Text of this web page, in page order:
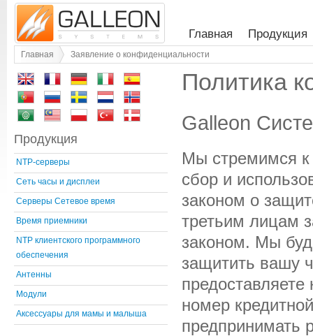
Главная Продукция
Главная Заявление о конфиденциальности
Политика
Galleon
Мы стремимся к
сбор и
законом о
третьим лицам
законом. Мы
защитить вашу
номер
предпринимать
Продукция
NTP-серверы
Сеть часы и дисплеи
Серверы Сетевое время
Время приемники
NTP клиентского программного
обеспечения
Антенны
Модули
Аксессуары для мамы и малыша